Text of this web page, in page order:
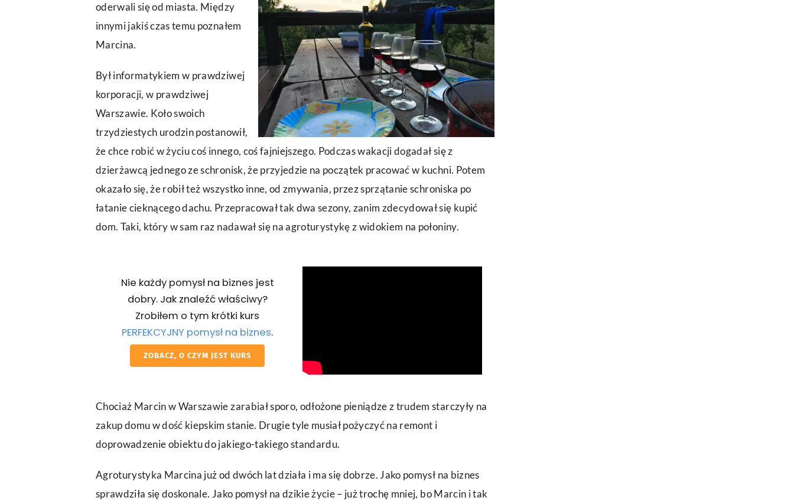
oderwali się od miasta. Między
innymi jakiś czas temu poznałem
Marcina.
Był informatykiem w prawdziwej
korporacji, w prawdziwej
Warszawie. Koło swoich
trzydziestych urodzin postanowił,
że chce robić w życiu coś innego, coś fajniejszego. Podczas wakacji dogadał się z
dzierżawcą jednego ze schronisk, że przyjedzie na początek pracować w kuchni. Potem
okazało się, że robił też wszystko inne, od zmywania, przez sprzątanie schroniska po
łatanie cieknącego dachu. Przepracował tak dwa sezony, zanim zdecydował się kupić
dom. Taki, który w sam raz nadawał się na agroturystykę z widokiem na połoniny.
Nie każdy pomysł na biznes jest
dobry. Jak znaleźć właściwy?
Zrobiłem o tym krótki kurs
PERFEKCYJNY pomysł na biznes.
ZOBACZ, O CZYM JEST KURS
Chociaż Marcin w Warszawie zarabiał sporo, odłożone pieniądze z trudem starczyły na
zakup domu w dość kiepskim stanie. Drugie tyle musiał pożyczyć na remont i
doprowadzenie obiektu do jakiego-takiego standardu.
Agroturystyka Marcina już od dwóch lat działa i ma się dobrze. Jako pomysł na biznes
sprawdziła się doskonale. Jako pomysł na dzikie życie – już trochę mniej, bo Marcin i tak